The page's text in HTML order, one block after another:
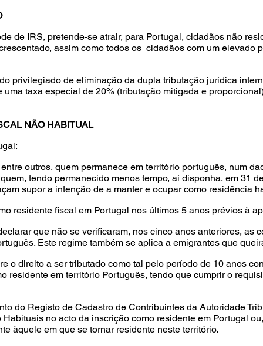
de IRS, pretende-se atrair, para Portugal, cidadãos não
assim como todos os cidadãos com um elevado
privilegiado de eliminação da dupla tributação jurídica
uma taxa especial de 20% (tributação mitigada e
NÃO HABITUAL
outros, quem permanece em território português, num
tendo permanecido menos tempo, aí disponha, em 31
supor a intenção de a manter e ocupar como residência
residente fiscal em Portugal nos últimos 5 anos prévios à
que não se verificaram, nos cinco anos anteriores, as
Este regime também se aplica a emigrantes que
o direito a ser tributado como tal pelo período de 10 anos
residente em território Português, tendo que cumprir o
do Registo de Cadastro de Contribuintes da Autoridade
no acto da inscrição como residente em Portugal
àquele em que se tornar residente neste território.